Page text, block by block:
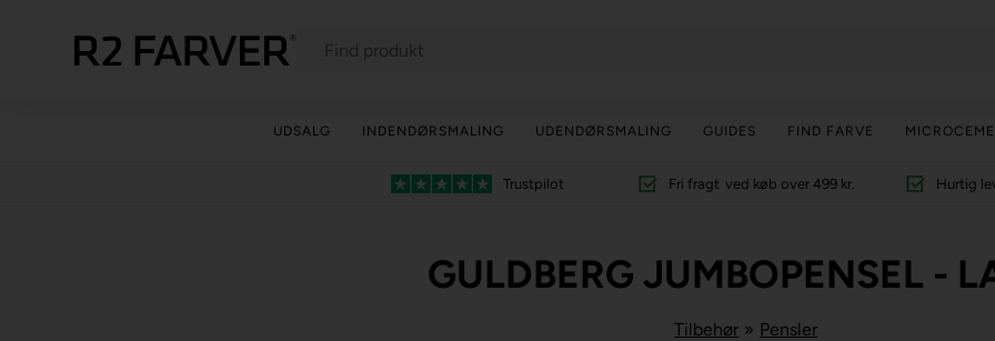
UDSALG INDENDØRSMALING UDENDØRSMALING GUIDES FIND FARVE
Trustpilot Fri fragt ved køb over 499 kr. Hurtig
GULDBERG JUMBOPENSEL -
Tilbehør » Pensler